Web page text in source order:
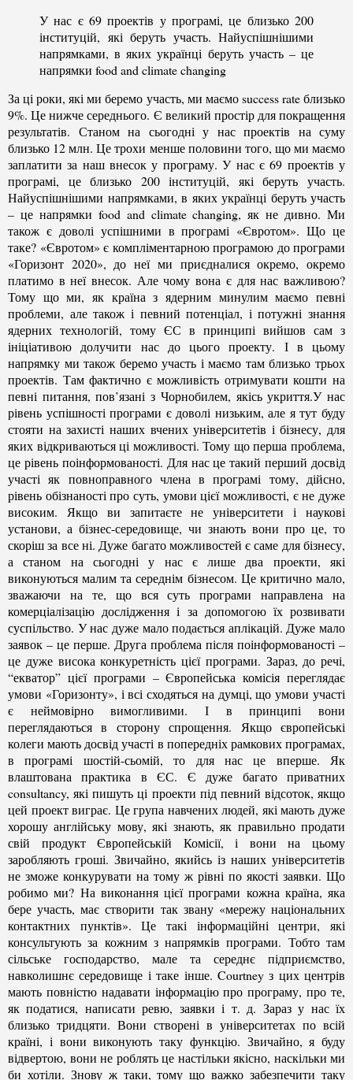
У нас є 69 проектів у програмі, це близько 200
інституцій, які беруть участь. Найуспішнішими
напрямками, в яких українці беруть участь – це
напрямки food and climate changing
За ці роки, які ми беремо участь, ми маємо success rate близько
9%. Це нижче середнього. Є великий простір для покращення
результатів. Станом на сьогодні у нас проектів на суму
близько 12 млн. Це трохи менше половини того, що ми маємо
заплатити за наш внесок у програму. У нас є 69 проектів у
програмі, це близько 200 інституцій, які беруть участь.
Найуспішнішими напрямками, в яких українці беруть участь
– це напрямки food and climate changing, як не дивно. Ми
також є доволі успішними в програмі «Євротом». Що це
таке? «Євротом» є компліментарною програмою до програми
«Горизонт 2020», до неї ми приєдналися окремо, окремо
платимо в неї внесок. Але чому вона є для нас важливою?
Тому що ми, як країна з ядерним минулим маємо певні
проблеми, але також і певний потенціал, і потужні знання
ядерних технологій, тому ЄС в принципі вийшов сам з
ініціативою долучити нас до цього проекту. І в цьому
напрямку ми також беремо участь і маємо там близько трьох
проектів. Там фактично є можливість отримувати кошти на
певні питання, пов’язані з Чорнобилем, якісь укриття.У нас
рівень успішності програми є доволі низьким, але я тут буду
стояти на захисті наших вчених університетів і бізнесу, для
яких відкриваються ці можливості. Тому що перша проблема,
це рівень поінформованості. Для нас це такий перший досвід
участі як повноправного члена в програмі тому, дійсно,
рівень обізнаності про суть, умови цієї можливості, є не дуже
високим. Якщо ви запитаєте не університети і наукові
установи, а бізнес-середовище, чи знають вони про це, то
скоріш за все ні. Дуже багато можливостей є саме для бізнесу,
а станом на сьогодні у нас є лише два проекти, які
виконуються малим та середнім бізнесом. Це критично мало,
зважаючи на те, що вся суть програми направлена на
комерціалізацію дослідження і за допомогою їх розвивати
суспільство. У нас дуже мало подається аплікацій. Дуже мало
заявок – це перше. Друга проблема після поінформованості –
це дуже висока конкуретність цієї програми. Зараз, до речі,
“екватор” цієї програми – Європейська комісія переглядає
умови «Горизонту», і всі сходяться на думці, що умови участі
є неймовірно вимогливими. І в принципі вони
переглядаються в сторону спрощення. Якщо європейські
колеги мають досвід участі в попередніх рамкових програмах,
в програмі шостій-сьомій, то для нас це вперше. Як
влаштована практика в ЄС. Є дуже багато приватних
consultancy, які пишуть ці проекти під певний відсоток, якщо
цей проект виграє. Це група навчених людей, які мають дуже
хорошу англійську мову, які знають, як правильно продати
свій продукт Європейській Комісії, і вони на цьому
заробляють гроші. Звичайно, якийсь із наших університетів
не зможе конкурувати на тому ж рівні по якості заявки. Що
робимо ми? На виконання цієї програми кожна країна, яка
бере участь, має створити так звану «мережу національних
контактних пунктів». Це такі інформаційні центри, які
консультують за кожним з напрямків програми. Тобто там
сільське господарство, мале та середнє підприємство,
навколишнє середовище і таке інше. Courtney з цих центрів
мають повністю надавати інформацію про програму, про те,
як податися, написати ревю, заявки і т. д. Зараз у нас їх
близько тридцяти. Вони створені в університетах по всій
країні, і вони виконують таку функцію. Звичайно, я буду
відвертою, вони не роблять це настільки якісно, наскільки ми
би хотіли. Знову ж таки, тому що важко забезпечити таку